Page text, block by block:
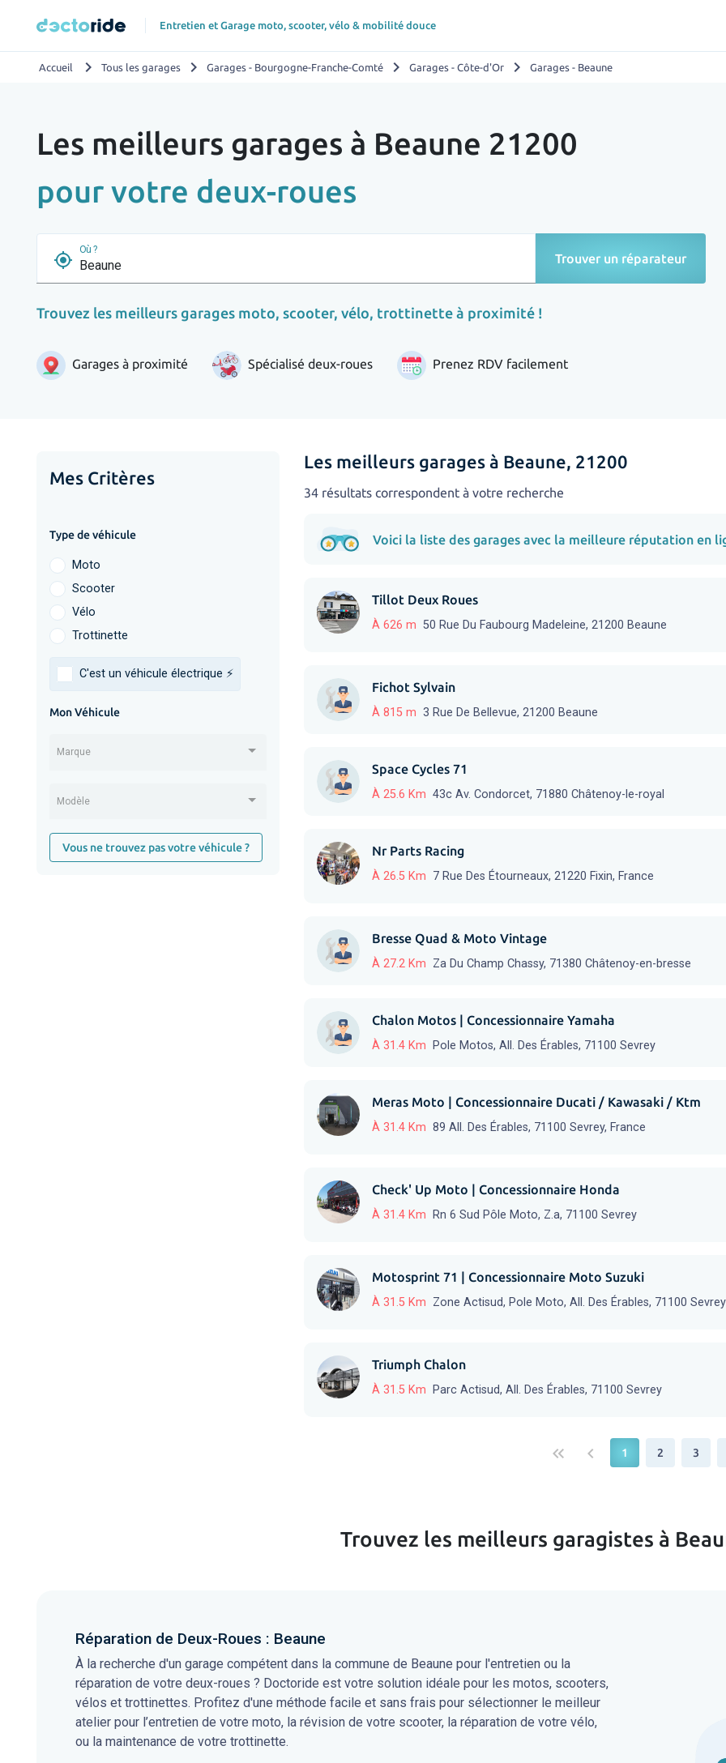
Entretien et Garage moto, scooter, vélo & mobilité douce
Accueil chevron_right Tous les garages chevron_right Garages - Bourgogne-Franche-Comté chevron_right Garages - Côte-d'Or chevron_right Garages - Beaune
Les meilleurs garages à Beaune 21200
pour votre deux-roues
my_location
Où ?
Trouver un réparateur
Trouvez les meilleurs garages moto, scooter, vélo, trottinette à proximité !
Garages à proximité Spécialisé deux-roues Prenez RDV facilement
Mes Critères
Type de véhicule
Moto
Scooter
Vélo
Trottinette
C'est un véhicule électrique ⚡️
Mon Véhicule
Marque
Modèle
Vous ne trouvez pas votre véhicule ?
Les meilleurs garages à Beaune, 21200
34 résultats correspondent à votre recherche
Voici la liste des garages avec la meilleure réputation en
Tillot Deux Roues
À 626 m 50 Rue Du Faubourg Madeleine, 21200 Beaune
Fichot Sylvain
À 815 m 3 Rue De Bellevue, 21200 Beaune
Space Cycles 71
À 25.6 Km 43c Av. Condorcet, 71880 Châtenoy-le-royal
Nr Parts Racing
À 26.5 Km 7 Rue Des Étourneaux, 21220 Fixin, France
Bresse Quad & Moto Vintage
À 27.2 Km Za Du Champ Chassy, 71380 Châtenoy-en-bresse
Chalon Motos | Concessionnaire Yamaha
À 31.4 Km Pole Motos, All. Des Érables, 71100 Sevrey
Meras Moto | Concessionnaire Ducati / Kawasaki / Ktm
À 31.4 Km 89 All. Des Érables, 71100 Sevrey, France
Check' Up Moto | Concessionnaire Honda
À 31.4 Km Rn 6 Sud Pôle Moto, Z.a, 71100 Sevrey
Motosprint 71 | Concessionnaire Moto Suzuki
À 31.5 Km Zone Actisud, Pole Moto, All. Des Érables, 71100 Sevrey
Triumph Chalon
À 31.5 Km Parc Actisud, All. Des Érables, 71100 Sevrey
keyboard_double_arrow_left keyboard_arrow_left 1 2 3
Trouvez les meilleurs garagistes à
Réparation de Deux-Roues : Beaune
À la recherche d'un garage compétent dans la commune de Beaune pour l'entretien ou la
réparation de votre deux-roues ? Doctoride est votre solution idéale pour les motos, scooters,
vélos et trottinettes. Profitez d'une méthode facile et sans frais pour sélectionner le meilleur
atelier pour l’entretien de votre moto, la révision de votre scooter, la réparation de votre vélo,
ou la maintenance de votre trottinette.